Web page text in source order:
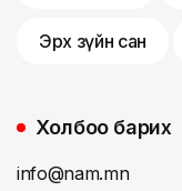
Эрх зүйн сан
Холбоо барих
info@nam.mn